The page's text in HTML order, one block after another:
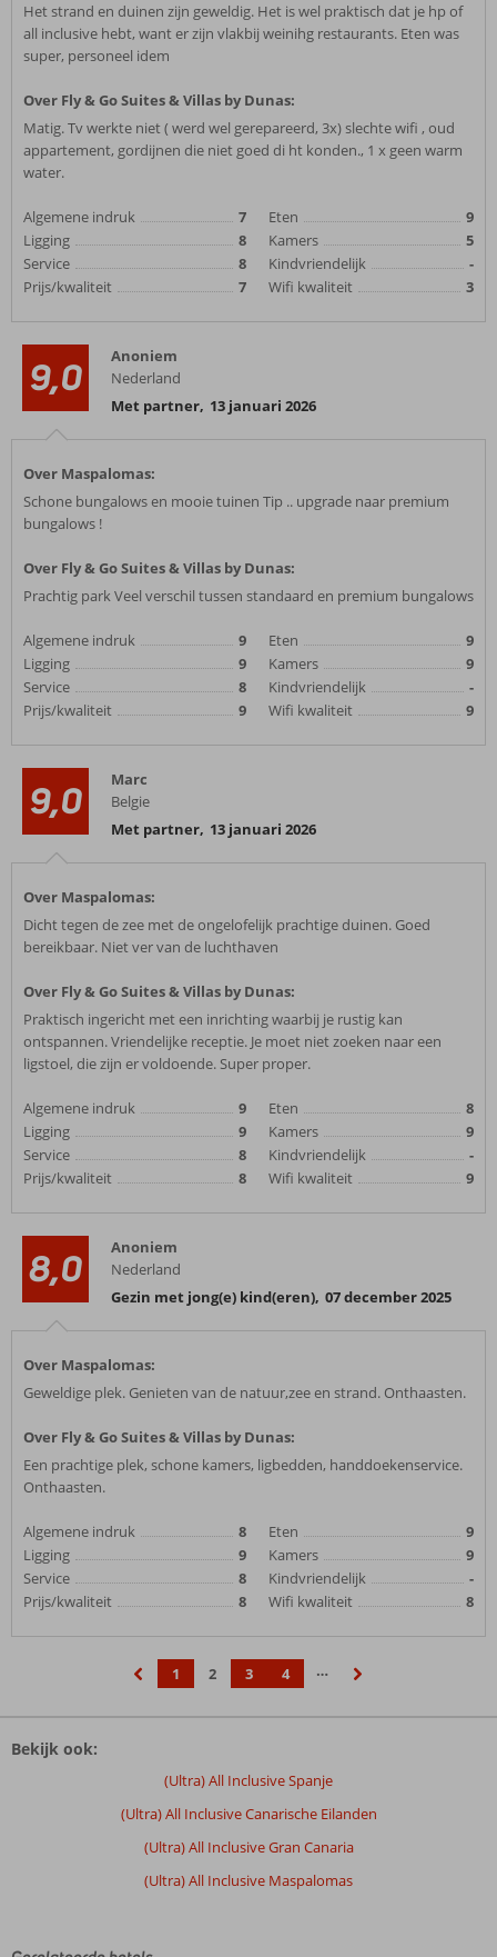
Het strand en duinen zijn geweldig. Het is wel praktisch dat je hp of
all inclusive hebt, want er zijn vlakbij weinihg restaurants. Eten was
super, personeel idem
Over Fly & Go Suites & Villas by Dunas:
Matig. Tv werkte niet ( werd wel gerepareerd, 3x) slechte wifi , oud
appartement, gordijnen die niet goed di ht konden., 1 x geen warm
water.
Algemene indruk
7
Ligging
8
Service
8
Prijs/kwaliteit
7
Eten
9
Kamers
5
Kindvriendelijk
-
Wifi kwaliteit
3
9,0
Anoniem
Nederland
Met partner, 13 januari 2026
Over Maspalomas:
Schone bungalows en mooie tuinen Tip .. upgrade naar premium
bungalows !
Over Fly & Go Suites & Villas by Dunas:
Prachtig park Veel verschil tussen standaard en premium bungalows
Algemene indruk
9
Ligging
9
Service
8
Prijs/kwaliteit
9
Eten
9
Kamers
9
Kindvriendelijk
-
Wifi kwaliteit
9
9,0
Marc
Belgie
Met partner, 13 januari 2026
Over Maspalomas:
Dicht tegen de zee met de ongelofelijk prachtige duinen. Goed
bereikbaar. Niet ver van de luchthaven
Over Fly & Go Suites & Villas by Dunas:
Praktisch ingericht met een inrichting waarbij je rustig kan
ontspannen. Vriendelijke receptie. Je moet niet zoeken naar een
ligstoel, die zijn er voldoende. Super proper.
Algemene indruk
9
Ligging
9
Service
8
Prijs/kwaliteit
8
Eten
8
Kamers
9
Kindvriendelijk
-
Wifi kwaliteit
9
8,0
Anoniem
Nederland
Gezin met jong(e) kind(eren), 07 december 2025
Over Maspalomas:
Geweldige plek. Genieten van de natuur,zee en strand. Onthaasten.
Over Fly & Go Suites & Villas by Dunas:
Een prachtige plek, schone kamers, ligbedden, handdoekenservice.
Onthaasten.
Algemene indruk
8
Ligging
9
Service
8
Prijs/kwaliteit
8
Eten
9
Kamers
9
Kindvriendelijk
-
Wifi kwaliteit
8
1 2 3 4
…
Bekijk ook:
(Ultra) All Inclusive Spanje
(Ultra) All Inclusive Canarische Eilanden
(Ultra) All Inclusive Gran Canaria
(Ultra) All Inclusive Maspalomas